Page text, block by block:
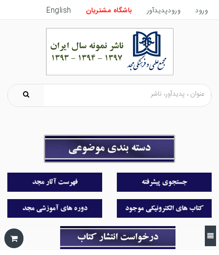
ورود ورودپدیدآور باشگاه مشتریان English